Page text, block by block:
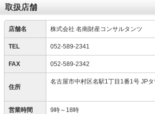
取扱店舗
店舗名 株式会社 名南財産コンサルタンツ
TEL 052-589-2341
FAX 052-589-2342
住所
名古屋市中村区名駅1丁目1番1号 JP
営業時間 9時～18時